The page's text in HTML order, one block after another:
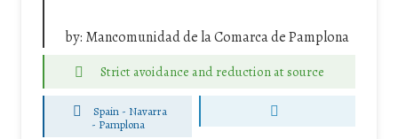
by: Mancomunidad de la Comarca de Pamplona
Strict avoidance and reduction at source
Spain - Navarra
- Pamplona